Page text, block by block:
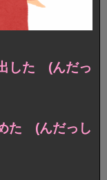
した (んだっ
た (んだっし